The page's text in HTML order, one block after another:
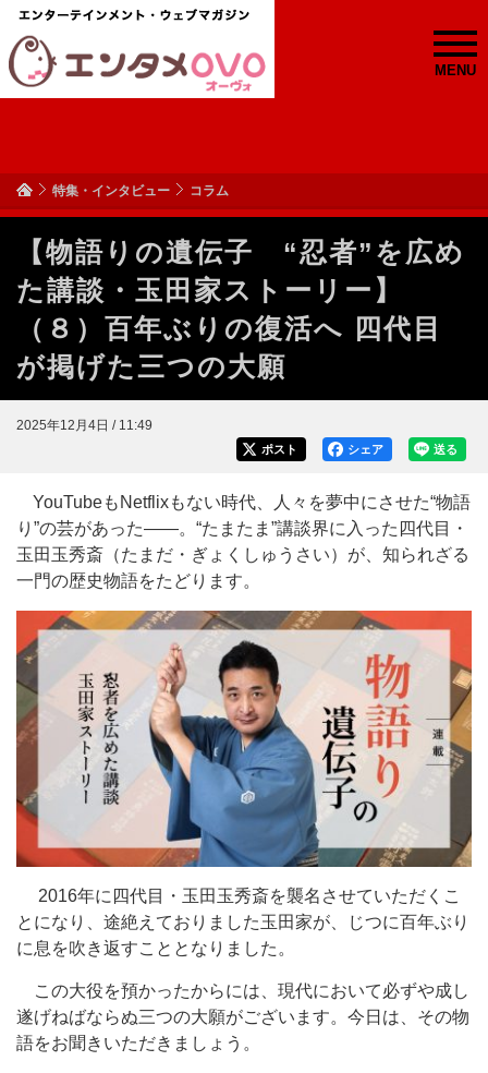
MENU
特集・インタビュー コラム
【物語りの遺伝子 “忍者”を広め
た講談・玉田家ストーリー】
（８）百年ぶりの復活へ 四代目
が掲げた三つの大願
2025年12月4日 / 11:49
送る
シェア
ポスト
YouTubeも Netflixもない時代、人々を夢中にさせた“物語
り ”の芸があった——。“たまたま ”講談界に入った四代目・
玉田玉秀斎（たまだ・ぎょくしゅうさい）が、知られざる
一門の歴史物語をたどります。
2016年に四代目・玉田玉秀斎を襲名させていただくこ
とになり、途絶えておりました玉田家が、じつに百年ぶり
に息を吹き返すこととなりました。
この大役を預かったからには、現代において必ずや成し
遂げねばならぬ三つの大願がございます。今日は、その物
語をお聞きいただきましょう。